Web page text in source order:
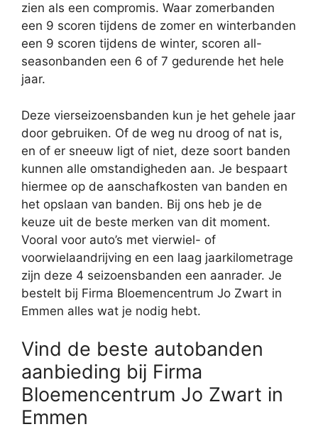
zien als een compromis. Waar zomerbanden
een 9 scoren tijdens de zomer en winterbanden
een 9 scoren tijdens de winter, scoren all-
seasonbanden een 6 of 7 gedurende het hele
jaar.
Deze vierseizoensbanden kun je het gehele jaar
door gebruiken. Of de weg nu droog of nat is,
en of er sneeuw ligt of niet, deze soort banden
kunnen alle omstandigheden aan. Je bespaart
hiermee op de aanschafkosten van banden en
het opslaan van banden. Bij ons heb je de
keuze uit de beste merken van dit moment.
Vooral voor auto’s met vierwiel- of
voorwielaandrijving en een laag jaarkilometrage
zijn deze 4 seizoensbanden een aanrader. Je
bestelt bij Firma Bloemencentrum Jo Zwart in
Emmen alles wat je nodig hebt.
Vind de beste autobanden
aanbieding bij Firma
Bloemencentrum Jo Zwart in
Emmen